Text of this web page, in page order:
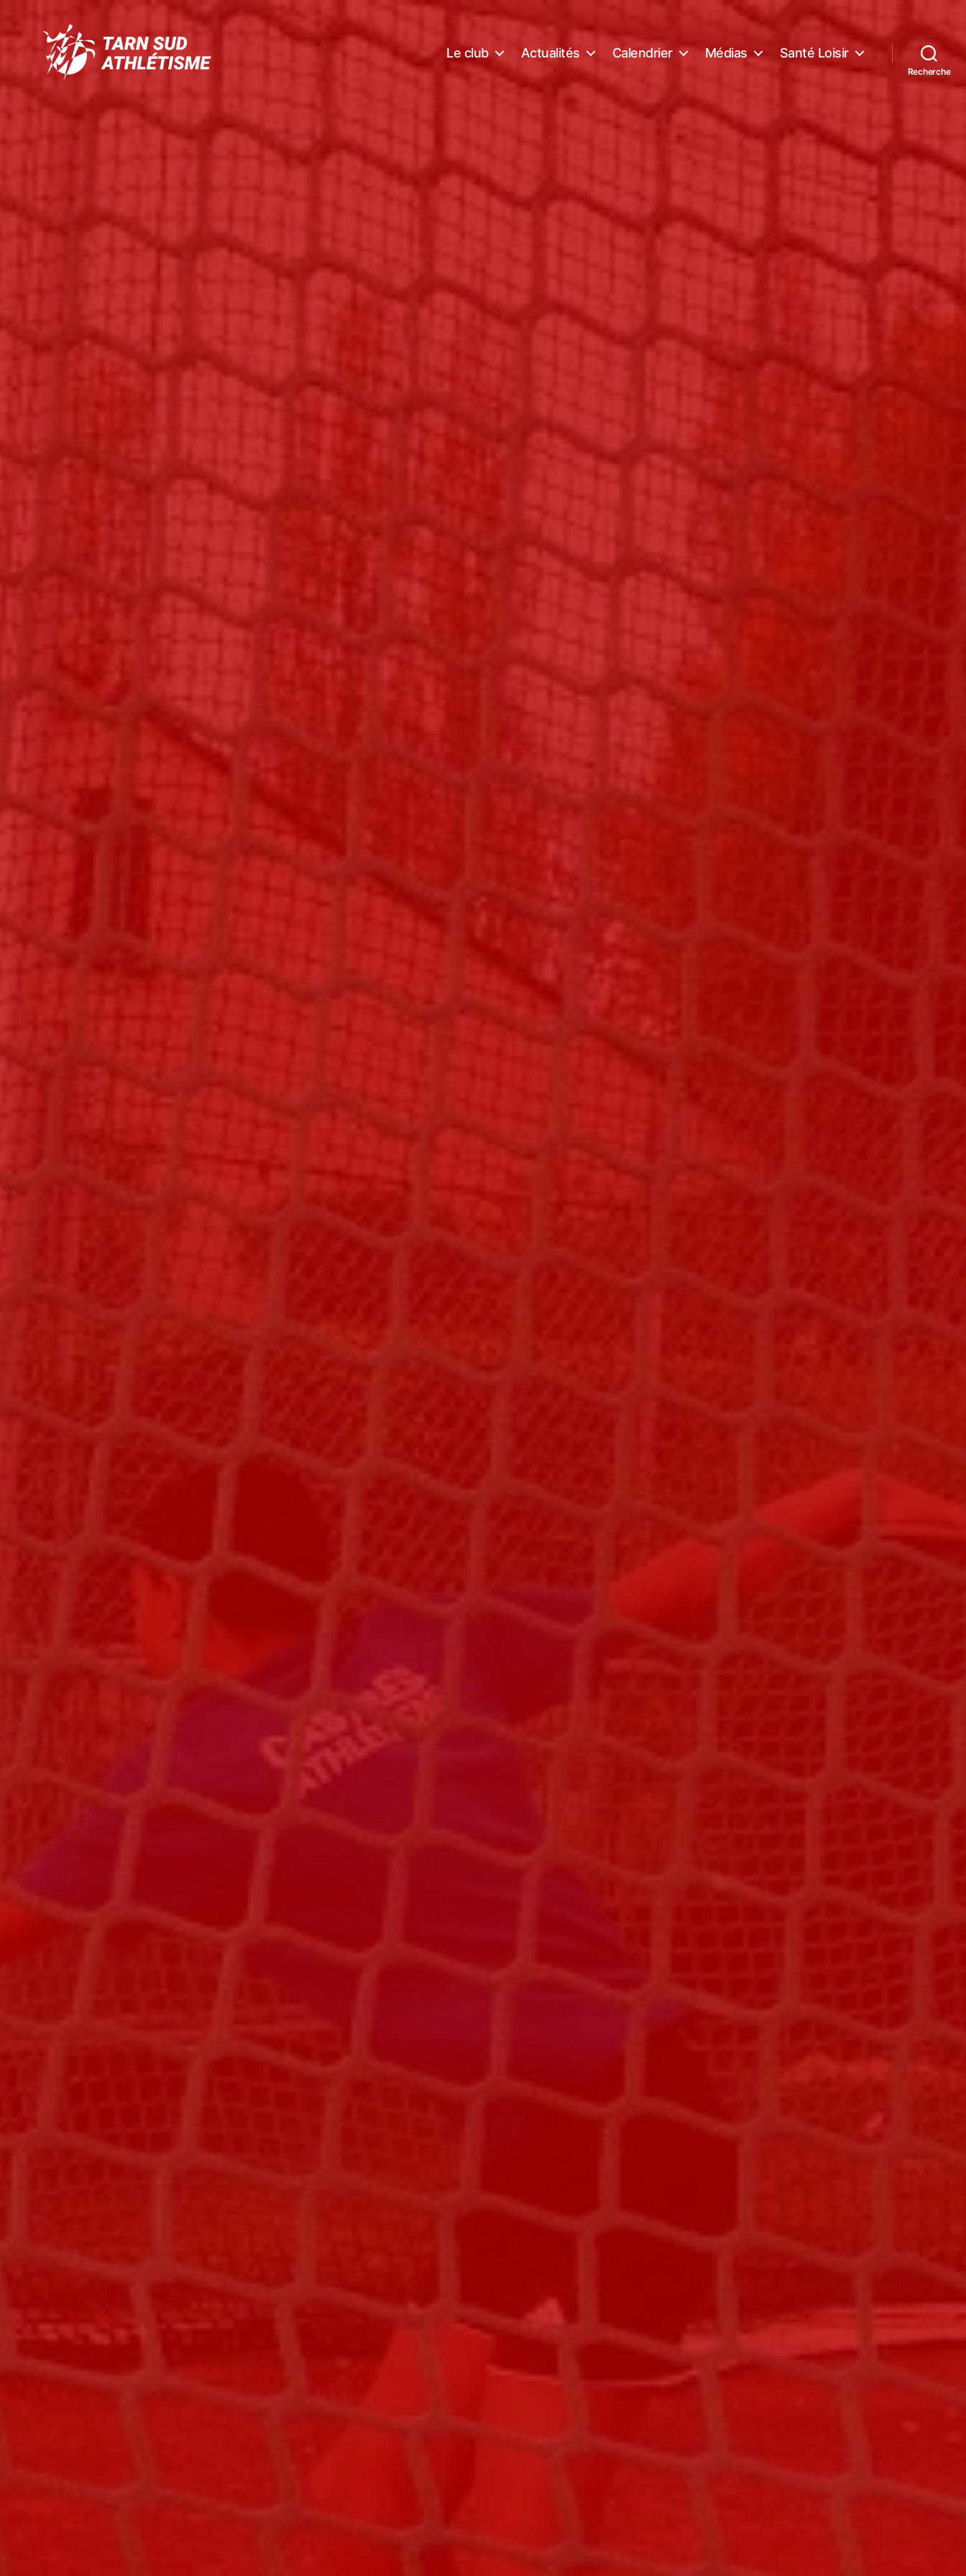
Sud
Le club Actualités Calendrier Médias Santé Loisir
Recherche